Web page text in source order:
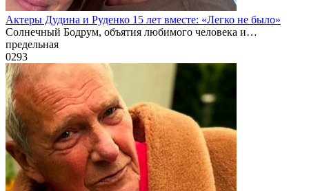
Актеры Дудина и Руденко 15 лет вместе: «Легко не было»
Солнечный Бодрум, объятия любимого человека и…
предельная
0293